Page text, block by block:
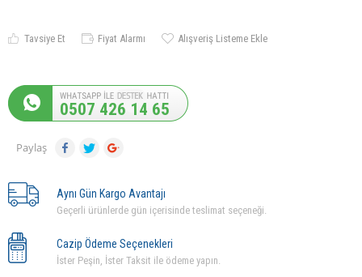
Tavsiye Et Fiyat Alarmı Alışveriş Listeme Ekle
0507 426 14 65
Paylaş
Aynı Gün Kargo Avantajı
Geçerli ürünlerde gün içerisinde teslimat seçeneği.
Cazip Ödeme Seçenekleri
İster Peşin, İster Taksit ile ödeme yapın.